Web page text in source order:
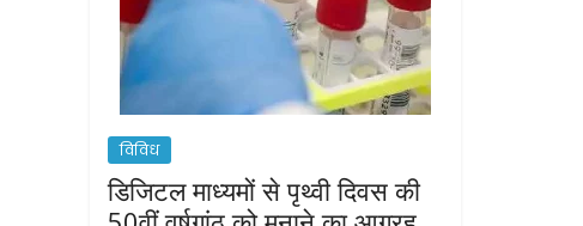
विविध
डिजिटल माध्यमों से पृथ्वी दिवस की